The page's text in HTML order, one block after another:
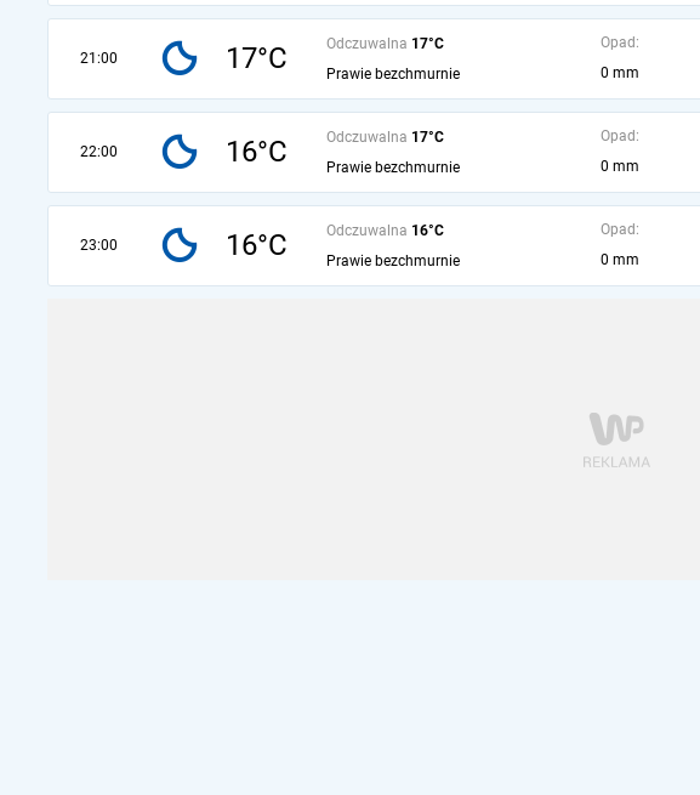
21:00 17°C Odczuwalna 17°C
Prawie bezchmurnie
Opad:
0 mm
22:00 16°C Odczuwalna 17°C
Prawie bezchmurnie
Opad:
0 mm
23:00 16°C Odczuwalna 16°C
Prawie bezchmurnie
Opad:
0 mm